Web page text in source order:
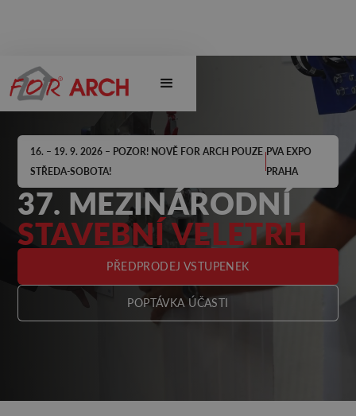
16. – 19. 9. 2026 – POZOR! NOVĚ FOR ARCH POUZE
STŘEDA-SOBOTA!
PVA EXPO
PRAHA
37. MEZINÁRODNÍ
STAVEBNÍ VELETRH
PŘEDPRODEJ VSTUPENEK
POPTÁVKA ÚČASTI